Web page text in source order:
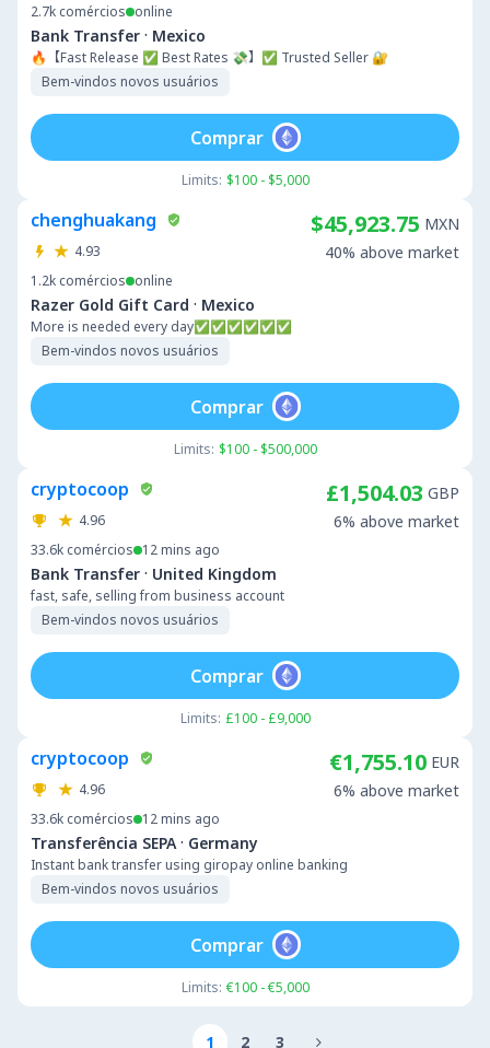
2.7k comércios online
Bank Transfer · Mexico
🔥【Fast Release ✅ Best Rates 💸】✅ Trusted Seller 🔐
Bem-vindos novos usuários
Limits: $100 - $5,000
Comprar
chenghuakang
4.93
1.2k comércios online
Razer Gold Gift Card · Mexico
More is needed every day✅✅✅✅✅✅
Bem-vindos novos usuários
$45,923.75 MXN
40% above market
Limits: $100 - $500,000
Comprar
cryptocoop
4.96
33.6k comércios 12 mins ago
Bank Transfer · United Kingdom
fast, safe, selling from business account
Bem-vindos novos usuários
£1,504.03 GBP
6% above market
Limits: £100 - £9,000
Comprar
cryptocoop
4.96
33.6k comércios 12 mins ago
Transferência SEPA · Germany
Instant bank transfer using giropay online banking
Bem-vindos novos usuários
€1,755.10 EUR
6% above market
Limits: €100 - €5,000
Comprar
1 2 3 